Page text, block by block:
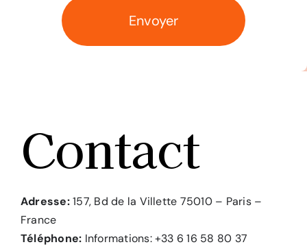
Envoyer
Contact
Adresse:157, Bd de la Villette 75010 – Paris –
France
Téléphone: Informations: +33 6 16 58 80 37